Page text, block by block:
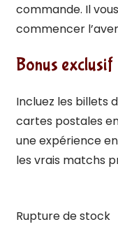
commande. Il
commencer
Bonus exclusif
Incluez les billets
cartes postales
une expérience
les vrais matchs
Rupture de stock